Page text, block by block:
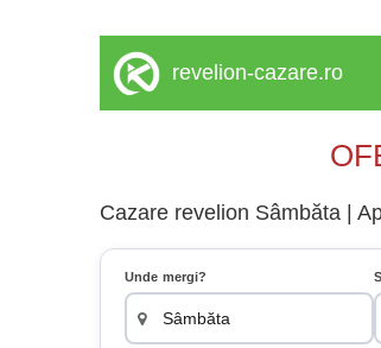
revelion-cazare.ro
Cazare revelion Sâmbăta |
Unde mergi?